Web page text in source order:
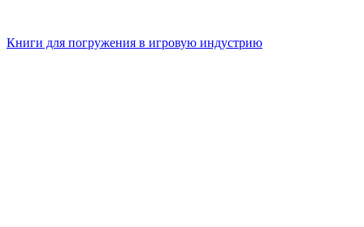
Книги для погружения в игровую индустрию